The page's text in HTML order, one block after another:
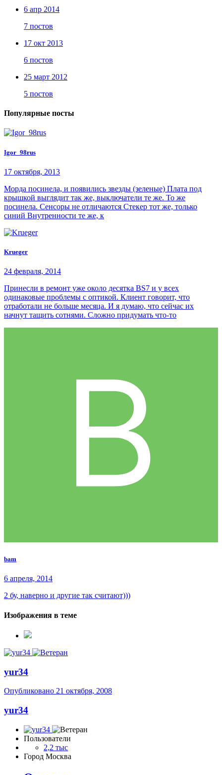
6 апр 2014
7 постов
17 окт 2013
6 постов
25 март 2012
5 постов
Популярные посты
Igor_98rus
17 октября, 2013
Морда посинела, и появились звезды (зеленые) Плата под
крышкой выглядит так же, выключатели те же. То же
посинела. Сенсоры не отличаются Стекер тот же, только
синий Внутренности те же, к
Krueger
24 февраля, 2014
Принесли в ремонт уже около десятка BS7 и у всех
одинаковые проблемы с оптикой. Клиент говорит, что
отработали не больше месяца. И я думаю, что сейчас их
начнут тащить сотнями. Сложно придумать что-то
bam
6 апреля, 2014
2 бу, наверно и другие так считают)))
Изображения в теме
yur34
Опубликовано 21 октября, 2008
yur34
Пользователи
2,2 тыс
Город Москва